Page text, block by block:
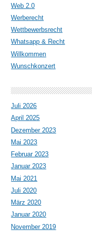
Web 2.0
Werberecht
Wettbewerbsrecht
Whatsapp & Recht
Willkommen
Wunschkonzert
Juli 2026
April 2025
Dezember 2023
Mai 2023
Februar 2023
Januar 2023
Mai 2021
Juli 2020
März 2020
Januar 2020
November 2019